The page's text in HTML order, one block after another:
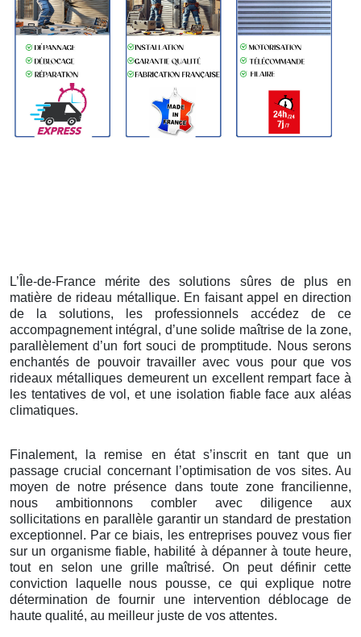
L’Île-de-France mérite des solutions sûres de plus en
matière de rideau métallique. En faisant appel en direction
de la solutions, les professionnels accédez de ce
accompagnement intégral, d’une solide maîtrise de la zone,
parallèlement d’un fort souci de promptitude. Nous serons
enchantés de pouvoir travailler avec vous pour que vos
rideaux métalliques demeurent un excellent rempart face à
les tentatives de vol, et une isolation fiable face aux aléas
climatiques.
Finalement, la remise en état s’inscrit en tant que un
passage crucial concernant l’optimisation de vos sites. Au
moyen de notre présence dans toute zone francilienne,
nous ambitionnons combler avec diligence aux
sollicitations en parallèle garantir un standard de prestation
exceptionnel. Par ce biais, les entreprises pouvez vous fier
sur un organisme fiable, habilité à dépanner à toute heure,
tout en selon une grille maîtrisé. On peut définir cette
conviction laquelle nous pousse, ce qui explique notre
détermination de fournir une intervention déblocage de
haute qualité, au meilleur juste de vos attentes.